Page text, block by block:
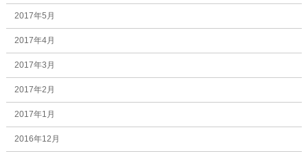
2017年5月
2017年4月
2017年3月
2017年2月
2017年1月
2016年12月